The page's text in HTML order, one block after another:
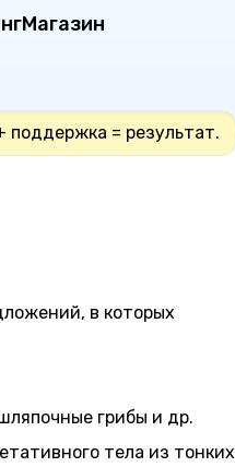
Магазин
поддержка = результат.
в которых
грибы и др.
тела из тонких